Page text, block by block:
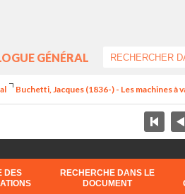
GÉNÉRAL
Buchetti, Jacques (1836-) - Les machines à
DES
RECHERCHE DANS LE
DOCUMENT